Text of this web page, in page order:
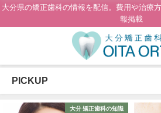
大分県の矯正歯科の情報を配信。費用や治療
報掲載
PICKUP
大分 矯正歯科の知識